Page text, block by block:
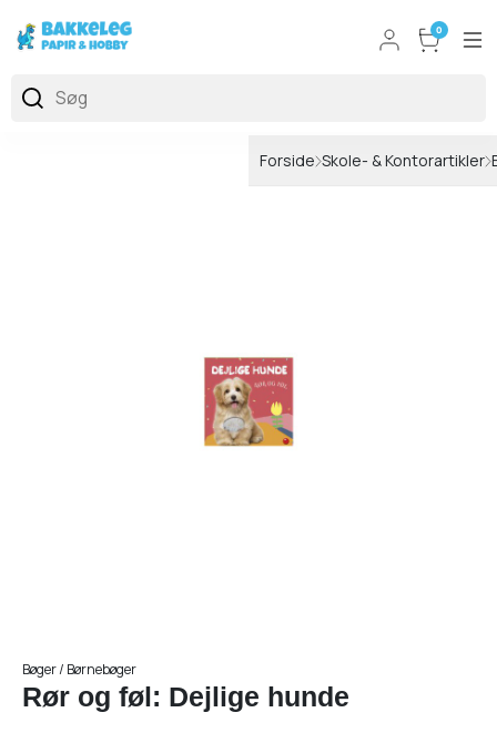
0
Forside Skole- & Kontorartikler
Bøger / Børnebøger
Rør og føl: Dejlige hunde